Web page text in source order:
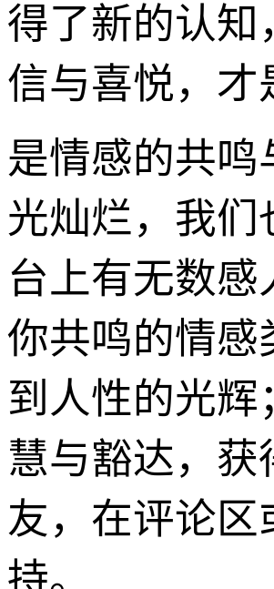
得了新的认知
信与喜悦，才
是情感的共
光灿烂，我们
台上有无数
你共鸣的情感
到人性的光
慧与豁达，
友，在评论区